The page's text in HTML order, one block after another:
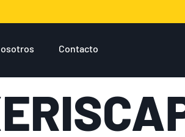
Contacto